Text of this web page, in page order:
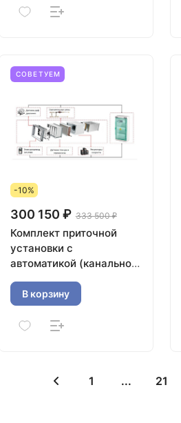
СОВЕТУЕМ
-10%
300 150 ₽ 333 500 ₽
Комплект приточной
установки с
автоматикой (канальное
исполнение) 60-35
В корзину
1 ... 21